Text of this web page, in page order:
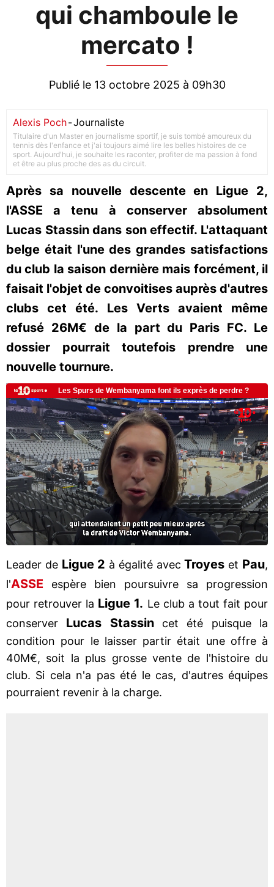
qui chamboule le
mercato !
Publié le 13 octobre 2025 à 09h30
Alexis Poch-Journaliste
Titulaire d'un Master en journalisme sportif, je suis tombé amoureux du
tennis dès l'enfance et j'ai toujours aimé lire les belles histoires de ce
sport. Aujourd'hui, je souhaite les raconter, profiter de ma passion à fond
et être au plus proche des as du circuit.
Après sa nouvelle descente en Ligue 2,
l'ASSE a tenu à conserver absolument
Lucas Stassin dans son effectif. L'attaquant
belge était l'une des grandes satisfactions
du club la saison dernière mais forcément, il
faisait l'objet de convoitises auprès d'autres
clubs cet été. Les Verts avaient même
refusé 26M€ de la part du Paris FC. Le
dossier pourrait toutefois prendre une
nouvelle tournure.
Leader de Ligue 2 à égalité avecTroyes et Pau,
l'ASSE espère bien poursuivre sa progression
pour retrouver la Ligue 1. Le club a tout fait pour
conserver Lucas Stassin
cet été puisque la
condition pour le laisser partir était une offre à
40M€, soit la plus grosse vente de l'histoire du
club. Si cela n'a pas été le cas, d'autres équipes
pourraient revenir à la charge.